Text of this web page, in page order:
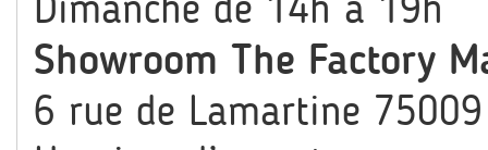
Showroom The Factory
6 rue de Lamartine 75009